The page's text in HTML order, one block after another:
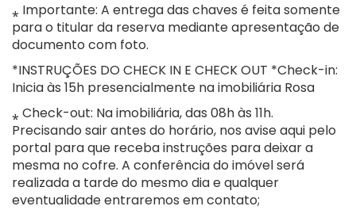
⁎ Importante: A entrega das chaves é feita somente
para o titular da reserva mediante apresentação de
documento com foto.
*INSTRUÇÕES DO CHECK IN E CHECK OUT *Check-in:
Inicia às 15h presencialmente na imobiliária Rosa
⁎ Check-out: Na imobiliária, das 08h às 11h.
Precisando sair antes do horário, nos avise aqui pelo
portal para que receba instruções para deixar a
mesma no cofre. A conferência do imóvel será
realizada a tarde do mesmo dia e qualquer
eventualidade entraremos em contato;